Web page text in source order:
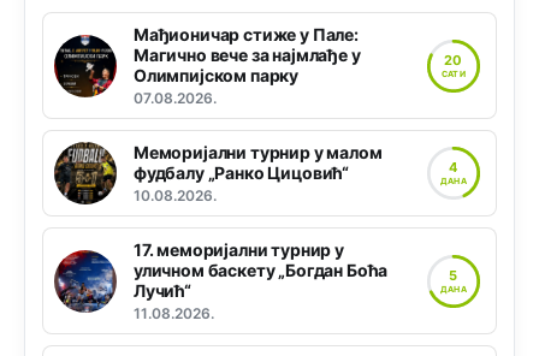
Мађионичар стиже у Пале:
Магично вече за најмлађе у
Олимпијском парку
07.08.2026.
20
САТИ
Меморијални турнир у малом
фудбалу „Ранко Цицовић“
10.08.2026.
4
ДАНА
17. меморијални турнир у
уличном баскету „Богдан Боћа
Лучић“
11.08.2026.
5
ДАНА